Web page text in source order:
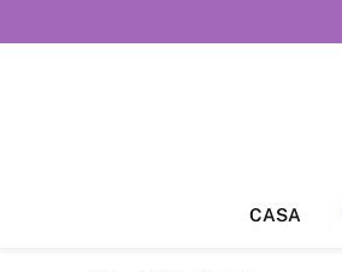
CASA